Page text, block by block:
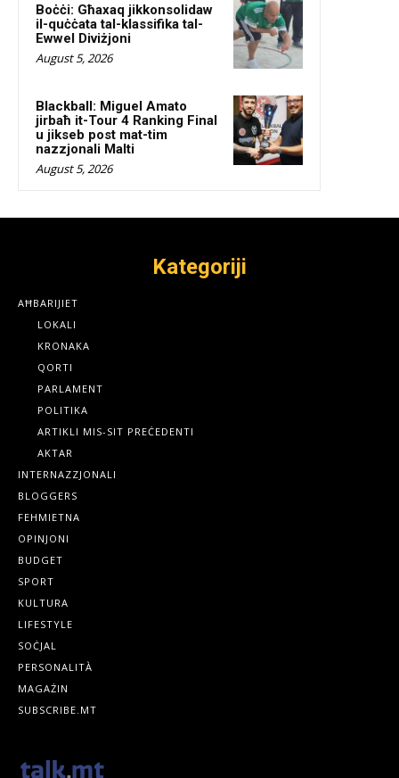
Boċċi: Għaxaq jikkonsolidaw
il-quċċata tal-klassifika tal-
Ewwel Diviżjoni
August 5, 2026
Blackball: Miguel Amato
jirbaħ it-Tour 4 Ranking Final
u jikseb post mat-tim
nazzjonali Malti
August 5, 2026
Kategoriji
AĦBARIJIET
LOKALI
KRONAKA
QORTI
PARLAMENT
POLITIKA
ARTIKLI MIS-SIT PREĊEDENTI
AKTAR
INTERNAZZJONALI
BLOGGERS
FEHMIETNA
OPINJONI
BUDGET
SPORT
KULTURA
LIFESTYLE
SOĊJAL
PERSONALITÀ
MAGAŻIN
SUBSCRIBE.MT